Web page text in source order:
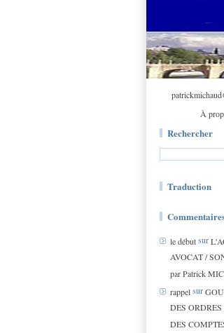
À
Rechercher
Traduction
le débutsur
AVOCAT /
par Patrick
rappelsur
DES
DES